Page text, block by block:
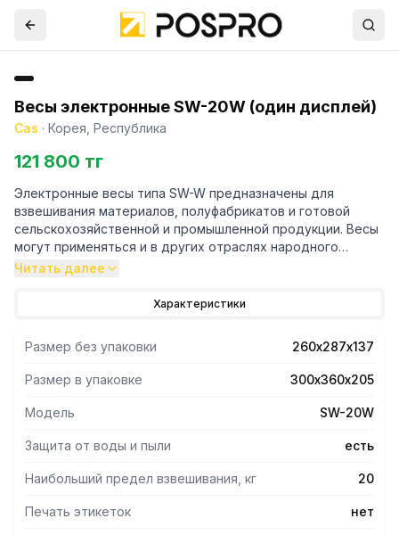
Весы электронные SW-20W (один дисплей)
Cas · Корея, Республика
121 800 тг
Электронные весы типа SW-W предназначены для
взвешивания материалов, полуфабрикатов и готовой
сельскохозяйственной и промышленной продукции. Весы
могут применяться и в других отраслях народного
хозяйства, а также в бытовых целях. Модель SW-W
исполнением корпуса (по стандарту IP – 66). Корпус
погружение весов в воду (даже частичное) не
допускается. ВАШИ ВЫГОДЫ ОТ ИСПОЛЬЗОВАНИЯ CAS
SW-W Влагозащита IP66 Платформа из нержавеющей
стали Большой ЖК-дисплей Второй дисплей для
Автоматическое отключение питания Индикация разряда
Читать далее
Характеристики
Размер без упаковки 260х287х137
Размер в упаковке 300х360х205
Модель SW-20W
Защита от воды и пыли есть
Наибольший предел взвешивания, кг 20
Печать этикеток нет